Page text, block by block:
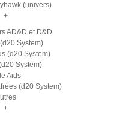
(univers)
+
AD&D et D&D
System)
(d20 System)
System)
Aids
(d20 System)
+